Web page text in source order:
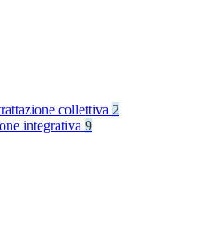
collettiva 2
integrativa 9